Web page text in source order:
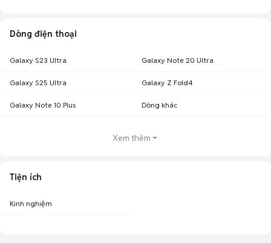
Dòng điện thoại
Galaxy S23 Ultra Galaxy Note 20 Ultra
Galaxy S25 Ultra Galaxy Z Fold4
Galaxy Note 10 Plus Dòng khác
Xem thêm
Tiện ích
Kinh nghiệm